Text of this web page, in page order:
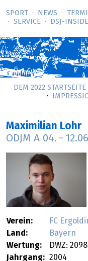
SPORT NEWS
SERVICE
DSJ-­INSIDE
DEM 2022 STARTSEITE
Maximilian Lohr
ODJM A 04. –
Verein:
FC
Land:
Bayern
Wertung:
DWZ:
Jahrgang: 2004